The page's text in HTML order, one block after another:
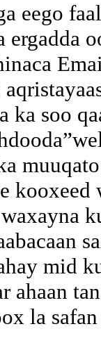
eego
ka soo
mid
ahaan
la